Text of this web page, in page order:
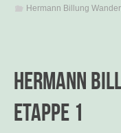
Hermann Billung
Hermann
Etappe 1